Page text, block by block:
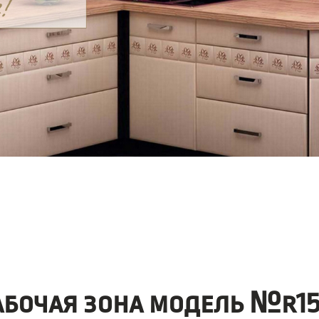
зона модель